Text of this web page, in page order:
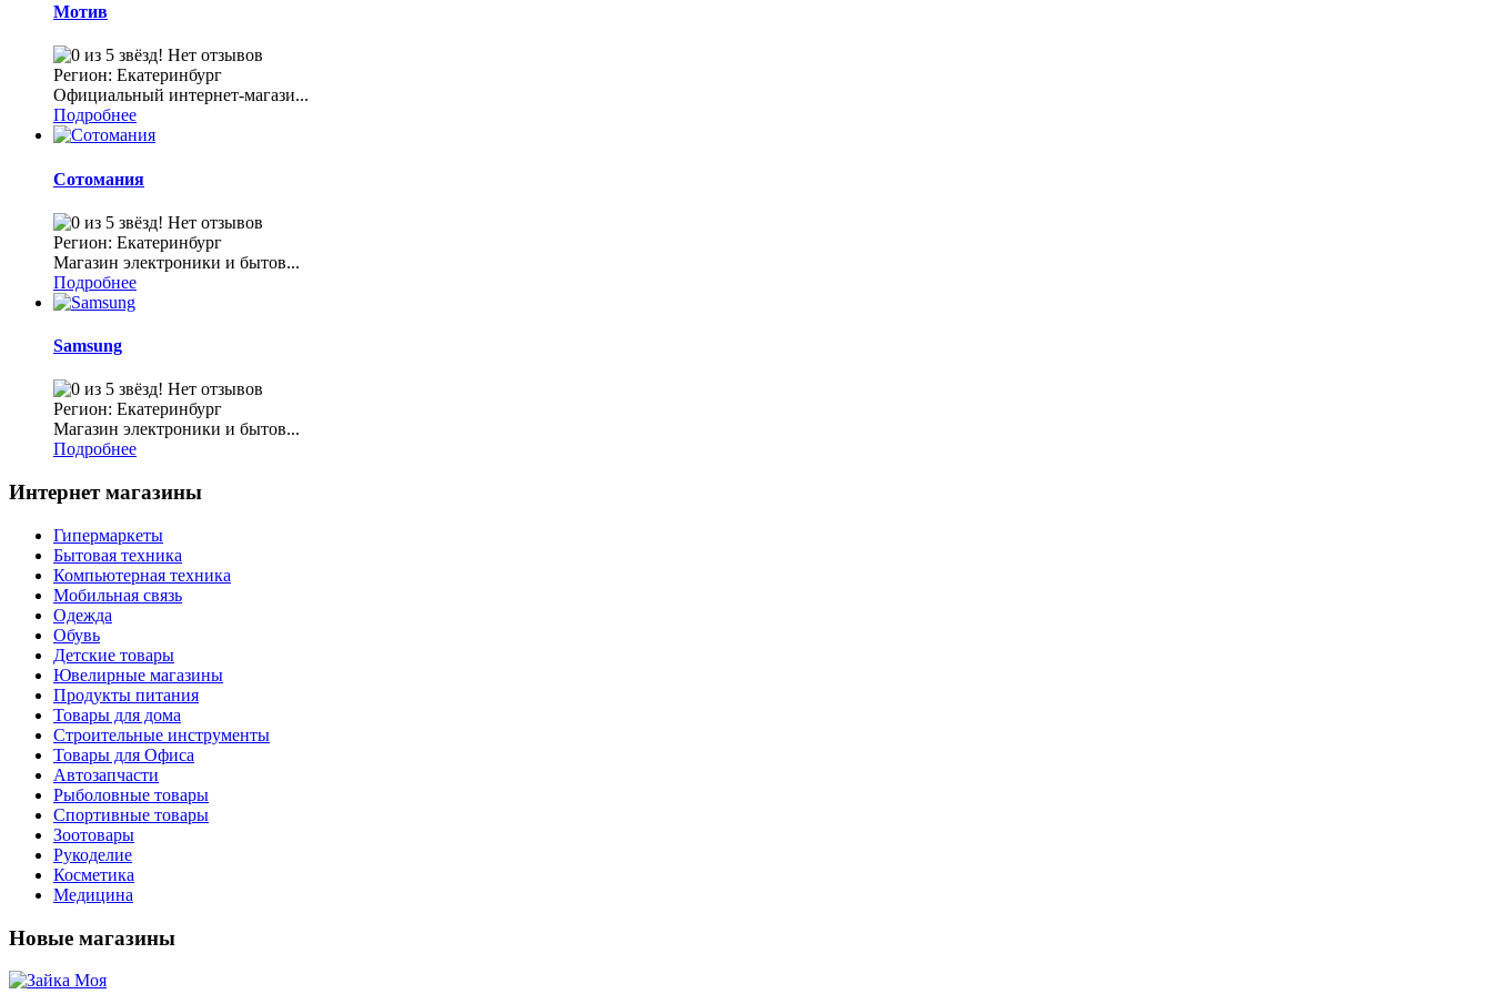
Мотив
Нет отзывов
Регион: Екатеринбург
Официальный интернет-магази...
Подробнее
Сотомания
Нет отзывов
Регион: Екатеринбург
Магазин электроники и бытов...
Подробнее
Samsung
Нет отзывов
Регион: Екатеринбург
Магазин электроники и бытов...
Подробнее
Интернет магазины
Гипермаркеты
Бытовая техника
Компьютерная техника
Мобильная связь
Одежда
Обувь
Детские товары
Ювелирные магазины
Продукты питания
Товары для дома
Строительные инструменты
Товары для Офиса
Автозапчасти
Рыболовные товары
Спортивные товары
Зоотовары
Рукоделие
Косметика
Медицина
Новые магазины